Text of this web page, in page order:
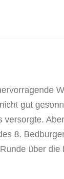
gut
8.
über